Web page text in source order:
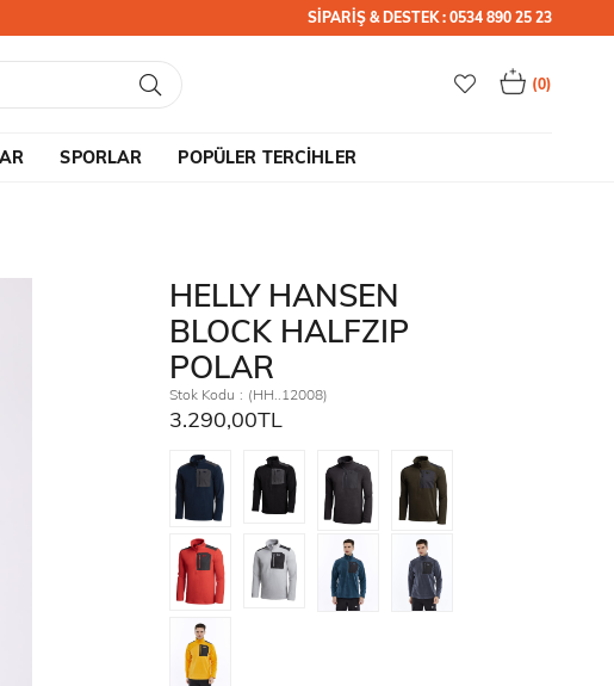
SİPARİŞ & DESTEK : 0534 890 25 23
0
SPORLAR POPÜLER TERCİHLER
HELLY HANSEN
BLOCK HALFZIP
POLAR
Stok Kodu (HH..12008)
3.290,00TL